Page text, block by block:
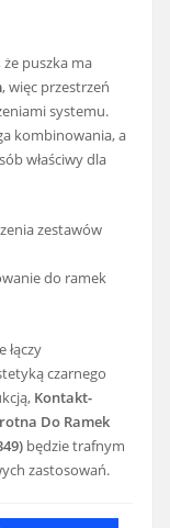
puszka ma
, więc przestrzeń
systemu.
kombinowania, a
właściwy dla
zestawów
do ramek
łączy
czarnego
Kontakt-
Do Ramek
będzie trafnym
zastosowań.